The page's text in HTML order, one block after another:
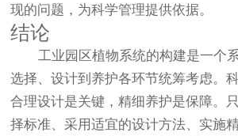
现的问题，为科学管理提供依据。
结论
工业园区植物系统的构建是一个
选择、设计到养护各环节统筹考虑。
合理设计是关键，精细养护是保障。
择标准、采用适宜的设计方法、实施